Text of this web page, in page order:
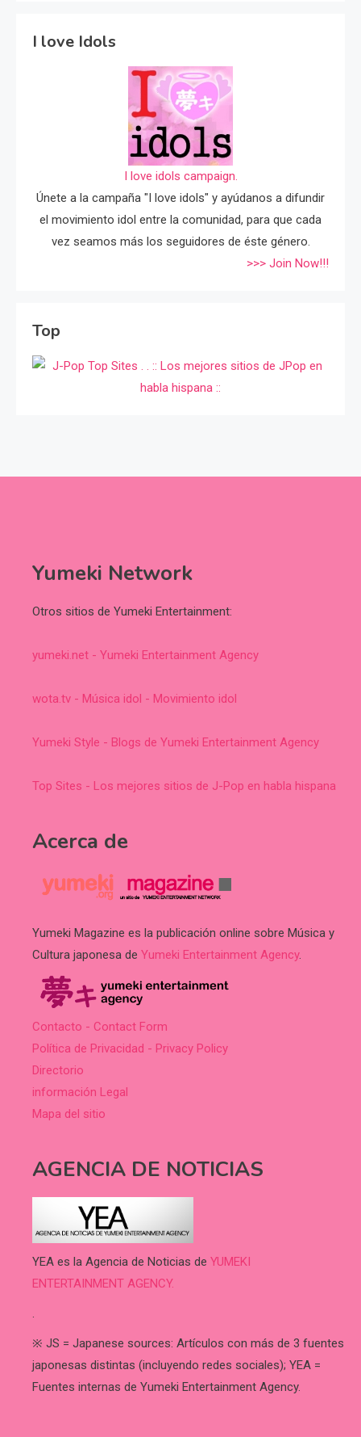
I love Idols
I love idols campaign.
Únete a la campaña "I love idols" y ayúdanos a difundir
el movimiento idol entre la comunidad, para que cada
vez seamos más los seguidores de éste género.
>>> Join Now!!!
Top
Yumeki Network
Otros sitios de Yumeki Entertainment:
yumeki.net - Yumeki Entertainment Agency
wota.tv - Música idol - Movimiento idol
Yumeki Style - Blogs de Yumeki Entertainment Agency
Top Sites - Los mejores sitios de J-Pop en habla hispana
Acerca de
Yumeki Magazine es la publicación online sobre Música y
Cultura japonesa de Yumeki Entertainment Agency.
Contacto - Contact Form
Política de Privacidad - Privacy Policy
Directorio
información Legal
Mapa del sitio
AGENCIA DE NOTICIAS
YEA es la Agencia de Noticias de YUMEKI
ENTERTAINMENT AGENCY.
.
※ JS = Japanese sources: Artículos con más de 3 fuentes
japonesas distintas (incluyendo redes sociales); YEA =
Fuentes internas de Yumeki Entertainment Agency.